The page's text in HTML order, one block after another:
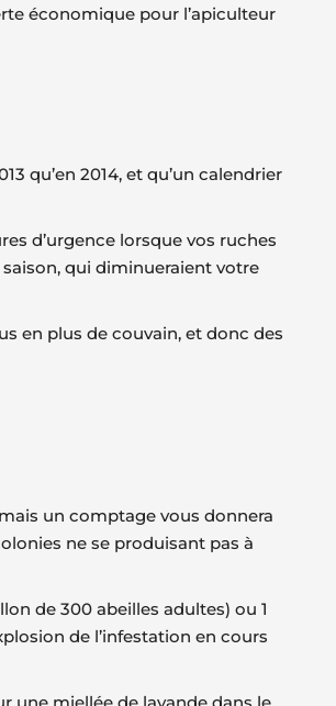
économique pour l’apiculteur
qu’en 2014, et qu’un calendrier
d’urgence lorsque vos ruches
qui diminueraient votre
en plus de couvain, et donc des
un comptage vous donnera
ne se produisant pas à
de 300 abeilles adultes) ou 1
de l’infestation en cours